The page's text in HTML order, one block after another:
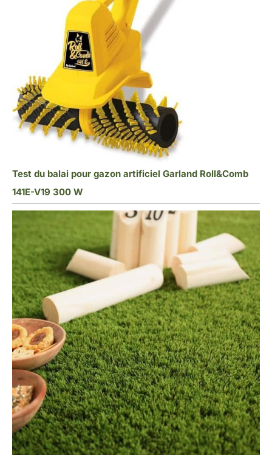
Test du balai pour gazon artificiel Garland Roll&Comb
141E-V19 300 W